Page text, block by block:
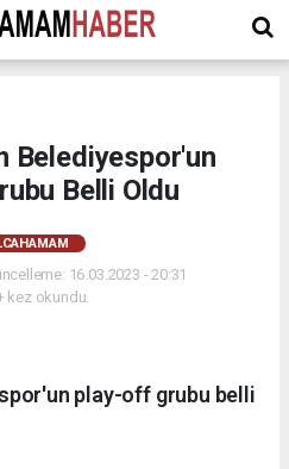
Belediyespor'un
Belli Oldu
16.03.2023 - 20:31
kez okundu.
play-off grubu belli